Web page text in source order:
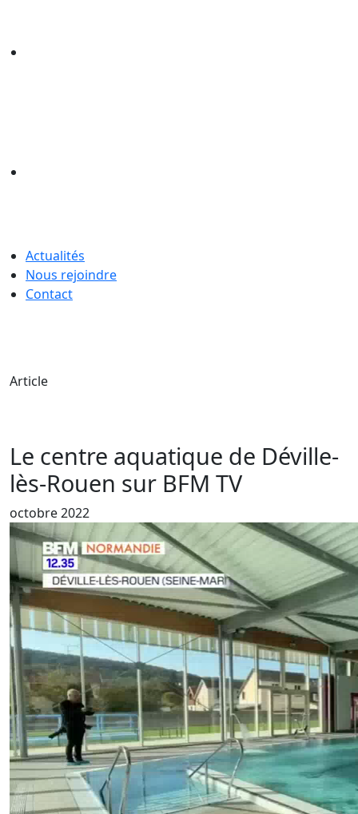
Actualités
Nous rejoindre
Contact
Article
Le centre aquatique de Déville-
lès-Rouen sur BFM TV
octobre 2022